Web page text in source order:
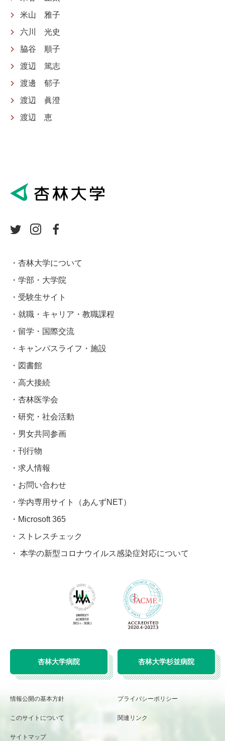
米山 雅子
六川 光史
脇谷 順子
渡辺 篤志
渡邊 郁子
渡辺 眞澄
渡辺 恵
杏林大学について
学部・大学院
受験生サイト
就職・キャリア・教職課程
留学・国際交流
キャンパスライフ・施設
図書館
高大接続
杏林医学会
研究・社会活動
男女共同参画
刊行物
求人情報
お問い合わせ
学内専用サイト（あんずNET）
Microsoft 365
ストレスチェック
本学の新型コロナウイルス感染症対応について
杏林大学病院 杏林大学杉並病院
情報公開の基本方針 プライバシーポリシー
このサイトについて 関連リンク
サイトマップ